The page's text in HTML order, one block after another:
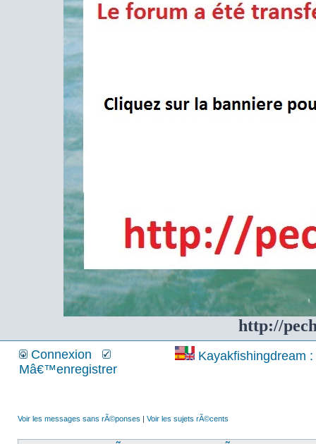
http://
Connexion
Mâ€™enregistrer
Kayakfishingdream
Voir les messages sans rÃ©ponses | Voir les sujets rÃ©cents